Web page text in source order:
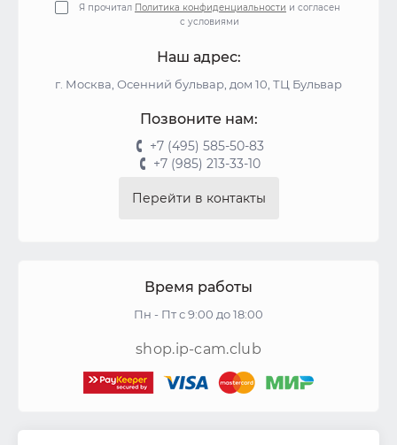
Я прочитал Политика конфиденциальности и согласен
с условиями
Наш адрес:
г. Москва, Осенний бульвар, дом 10, ТЦ Бульвар
Позвоните нам:
+7 (495) 585-50-83
+7 (985) 213-33-10
Перейти в контакты
Время работы
Пн - Пт с 9:00 до 18:00
shop.ip-cam.club